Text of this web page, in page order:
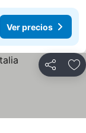
Ver precios
Compartir